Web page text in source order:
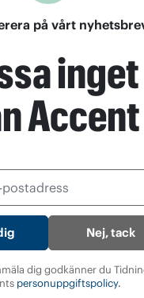
Lundkvist,
på vårt
inget
Accent
Nej, tack
dig godkänner du
personuppgiftspolicy.